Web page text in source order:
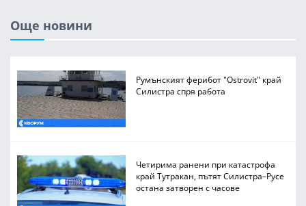
Още новини
Румънският ферибот "Ostrovit" край
Силистра спря работа
Четирима ранени при катастрофа
край Тутракан, пътят Силистра–Русе
остана затворен с часове